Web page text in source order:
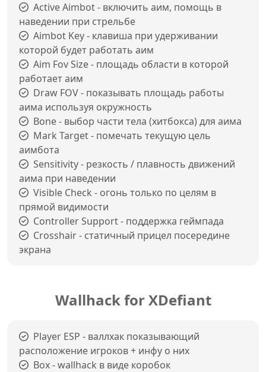
Active Aimbot - включить аим, помощь в
наведении при стрельбе
Aimbot Key - клавиша при удерживании
которой будет работать аим
Aim Fov Size - площадь области в которой
работает аим
Draw FOV - показывать площадь работы
аима используя окружность
Bone - выбор части тела (хитбокса) для аима
Mark Target - помечать текущую цель
аимбота
Sensitivity - резкость / плавность движений
аима при наведении
Visible Check - огонь только по целям в
прямой видимости
Controller Support - поддержка геймпада
Crosshair - статичный прицел посередине
экрана
Wallhack for XDefiant
Player ESP - валлхак показывающий
расположение игроков + инфу о них
Box - wallhack в виде коробок